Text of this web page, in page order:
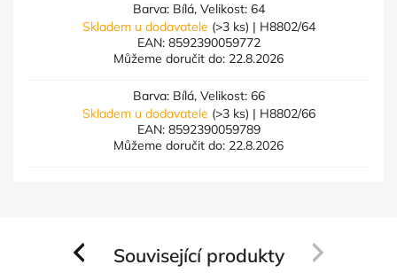
Barva: Bílá, Velikost: 64
Skladem u dodavatele (>3 ks) | H8802/64
EAN: 8592390059772
Můžeme doručit do: 22.8.2026
Barva: Bílá, Velikost: 66
Skladem u dodavatele (>3 ks) | H8802/66
EAN: 8592390059789
Můžeme doručit do: 22.8.2026
Související produkty
Previous Next